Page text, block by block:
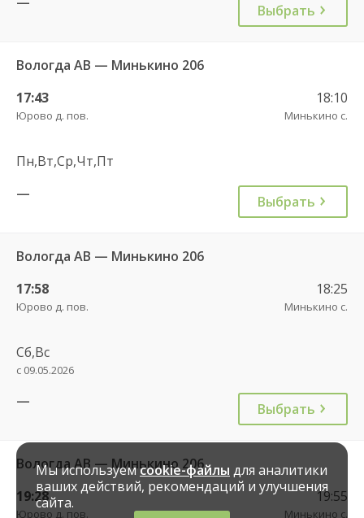
Выбрать
Вологда АВ — Минькино 206
17:43
Юрово д. пов.
18:10
Минькино с.
Пн,Вт,Ср,Чт,Пт
—
Выбрать
Вологда АВ — Минькино 206
17:58
Юрово д. пов.
18:25
Минькино с.
Сб,Вс
с 09.05.2026
— Выбрать
Вологда АВ — Минькино 206
19:28
Юрово д. пов.
19:55
Минькино с.
Мы используемcookie-файлы для аналитики
ваших действий, рекомендаций и улучшения
сайта.